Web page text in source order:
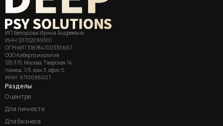
ИП Белоусова Ирина Андреевна
ИНН 121702099301
ОГРНИП 318784700330667
ООО Киберпсихология
125 375, Москва, Тверская 14,
помещ. 1/5, ком.3, офис 5.
ИНН: 9710096007
Разделы
О центре
Для личности
Для бизнеса